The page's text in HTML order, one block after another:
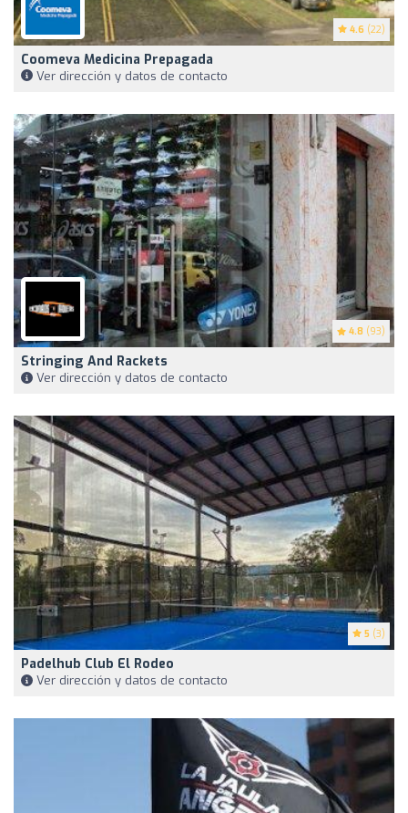
4.6 (22)
Coomeva Medicina Prepagada
Ver dirección y datos de contacto
4.8 (93)
Stringing And Rackets
Ver dirección y datos de contacto
5 (3)
Padelhub Club El Rodeo
Ver dirección y datos de contacto